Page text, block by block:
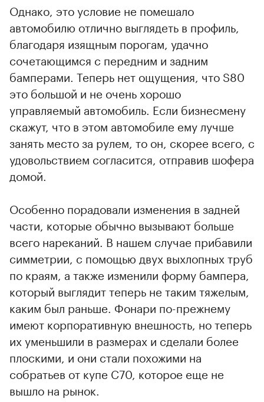
Однако, это условие не помешало
автомобилю отлично выглядеть в профиль,
благодаря изящным порогам, удачно
сочетающимся с передним и задним
бамперами. Теперь нет ощущения, что S80
это большой и не очень хорошо
управляемый автомобиль. Если бизнесмену
скажут, что в этом автомобиле ему лучше
занять место за рулем, то он, скорее всего, с
удовольствием согласится, отправив шофера
домой.
Особенно порадовали изменения в задней
части, которые обычно вызывают больше
всего нареканий. В нашем случае прибавили
симметрии, с помощью двух выхлопных труб
по краям, а также изменили форму бампера,
который выглядит теперь не таким тяжелым,
каким был раньше. Фонари по-прежнему
имеют корпоративную внешность, но теперь
их уменьшили в размерах и сделали более
плоскими, и они стали похожими на
собратьев от купе C70, которое еще не
вышло на рынок.